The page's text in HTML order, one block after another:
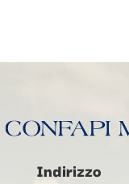
Indirizzo